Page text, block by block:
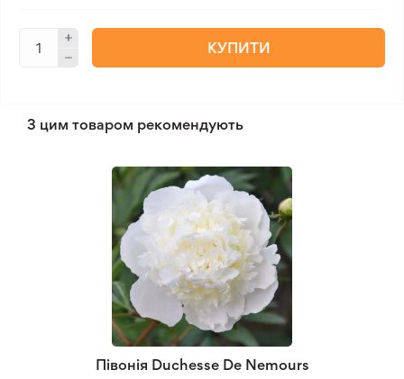
КУПИТИ
З цим товаром рекомендують
Півонія Duchesse De Nemours